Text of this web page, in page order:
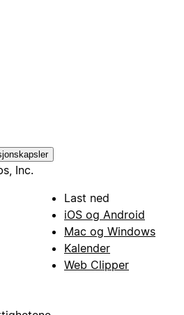
Inc.
Last ned
iOS og Android
Mac og Windows
Kalender
Web Clipper